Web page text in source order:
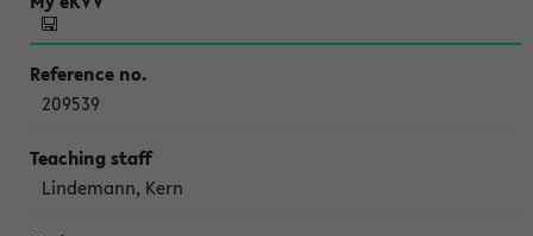
209539
Lindemann, Kern